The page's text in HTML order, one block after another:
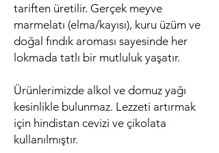
tariften üretilir. Gerçek meyve
marmelatı (elma/kayısı), kuru üzüm ve
doğal fındık aroması sayesinde her
lokmada tatlı bir mutluluk yaşatır.
Ürünlerimizde alkol ve domuz yağı
kesinlikle bulunmaz. Lezzeti artırmak
için hindistan cevizi ve çikolata
kullanılmıştır.